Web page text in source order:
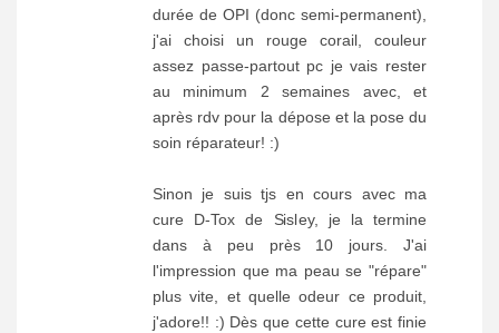
durée de OPI (donc semi-permanent),
j'ai choisi un rouge corail, couleur
assez passe-partout pc je vais rester
au minimum 2 semaines avec, et
après rdv pour la dépose et la pose du
soin réparateur! :)
Sinon je suis tjs en cours avec ma
cure D-Tox de Sisley, je la termine
dans à peu près 10 jours. J'ai
l'impression que ma peau se "répare"
plus vite, et quelle odeur ce produit,
j'adore!! :) Dès que cette cure est finie